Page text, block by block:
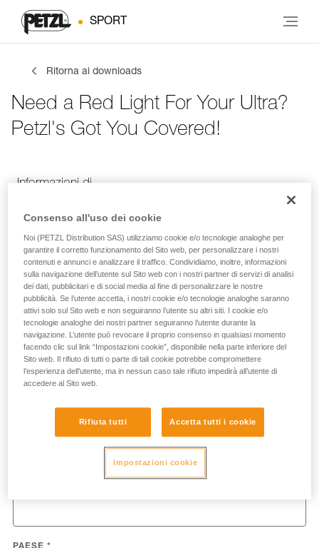
SPORT
Ritorna ai downloads
Need a Red Light For Your Ultra?
Petzl's Got You Covered!
Informazioni di
Informazioni di contatto
Inserisci i tuoi dati di contatto
NOME
Consenso all'uso dei cookie
Noi (PETZL Distribution SAS) utilizziamo cookie e/o tecnologie analoghe per
garantire il corretto funzionamento del Sito web, per personalizzare i nostri
contenuti e annunci e analizzare il traffico. Condividiamo, inoltre, informazioni
sulla navigazione dell’utente sul Sito web con i nostri partner di servizi di analisi
dei dati, pubblicitari e di social media al fine di personalizzare le nostre
pubblicità. Se l’utente accetta, i nostri cookie e/o tecnologie analoghe saranno
attivi solo sul Sito web e non seguiranno l’utente su altri siti. I cookie e/o
tecnologie analoghe dei nostri partner seguiranno l’utente durante la
navigazione. L’utente può revocare il proprio consenso in qualsiasi momento
facendo clic sul link “Impostazioni cookie”, disponibile nella parte inferiore del
Sito web. Il rifiuto di tutti o parte di tali cookie potrebbe compromettere
l’esperienza dell’utente, ma in nessun caso tale rifiuto impedirà all’utente di
accedere al Sito web.
Rifiuta tutti Accetta tutti i cookie
Impostazioni cookie